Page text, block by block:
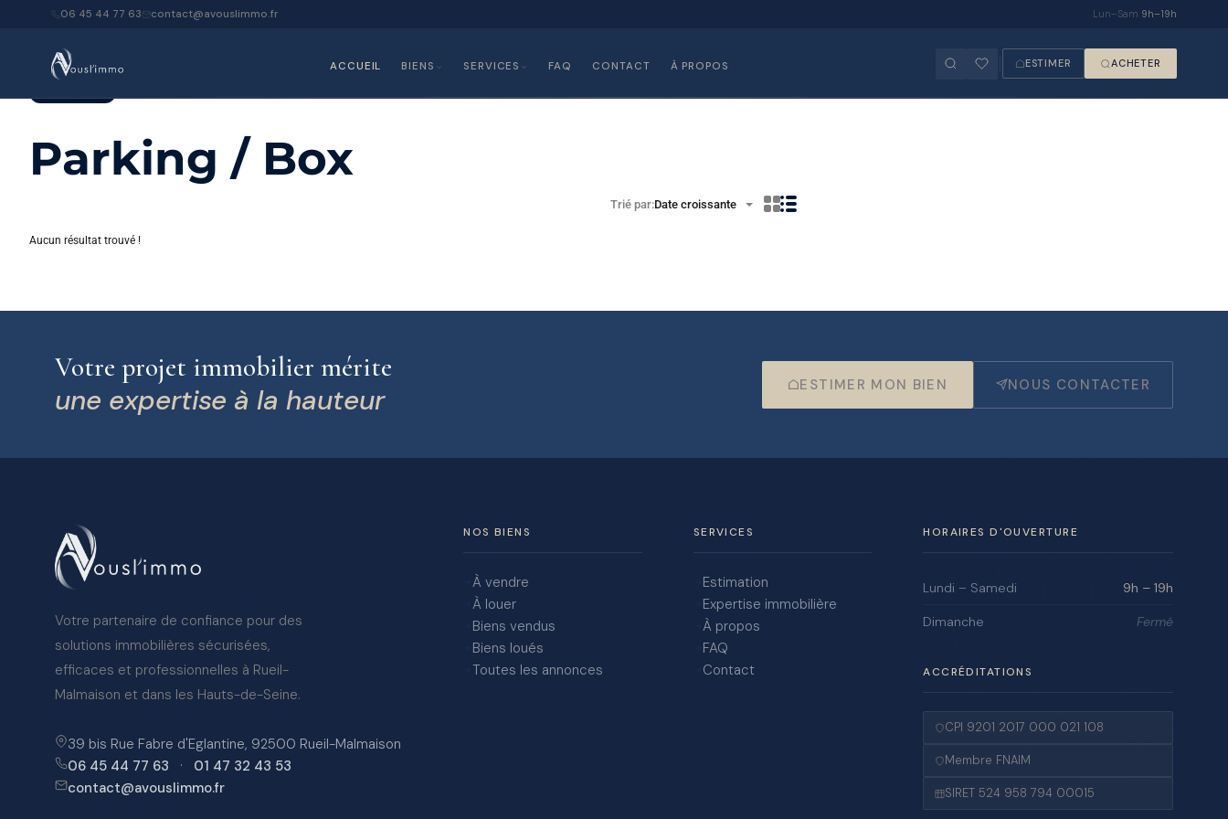
06 45 44 77 63 contact@avouslimmo.fr Lun–Sam 9h–19h
ACCUEIL BIENS SERVICES FAQ CONTACT À PROPOS ESTIMER ACHETER
Accueil
Parking / Box
Trié par:Date croissante
Aucun résultat trouvé !
Votre projet immobilier mérite
une expertise à la hauteur ESTIMER MON BIEN NOUS CONTACTER
Votre partenaire de confiance pour des
solutions immobilières sécurisées,
efficaces et professionnelles à Rueil-
Malmaison et dans les Hauts-de-Seine.
39 bis Rue Fabre d'Eglantine, 92500 Rueil-Malmaison
06 45 44 77 63 · 01 47 32 43 53
contact@avouslimmo.fr
NOS BIENS
À vendre
À louer
Biens vendus
Biens loués
Toutes les annonces
SERVICES
Estimation
Expertise immobilière
À propos
FAQ
Contact
HORAIRES D'OUVERTURE
Lundi – Samedi 9h – 19h
Dimanche Fermé
ACCRÉDITATIONS
CPI 9201 2017 000 021 108
Membre FNAIM
SIRET 524 958 794 00015